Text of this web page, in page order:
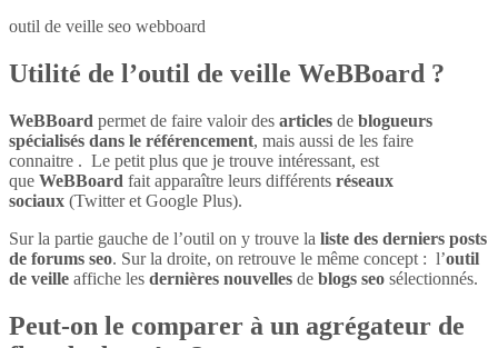
outil de veille seo webboard
Utilité de l’outil de veille WeBBoard ?
WeBBoard permet de faire valoir des articles de blogueurs
spécialisés dans le référencement, mais aussi de les faire
connaitre . Le petit plus que je trouve intéressant, est
que WeBBoard fait apparaître leurs différents réseaux
sociaux (Twitter et Google Plus).
Sur la partie gauche de l’outil on y trouve la liste des derniers posts
de forums seo. Sur la droite, on retrouve le même concept : l’outil
de veille affiche les dernières nouvelles de blogs seo sélectionnés.
Peut-on le comparer à un agrégateur de